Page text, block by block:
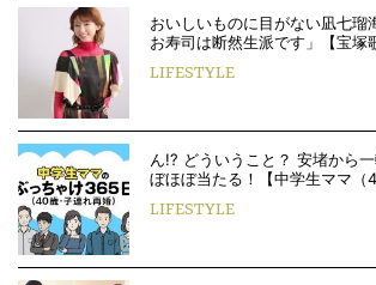
おいしいものに目がない凪七瑠
お寿司は断然生派です」【宝塚
LIFESTYLE
ん!? どういうこと？ 安堵から
ぼほぼ当たる！【中学生ママ（
LIFESTYLE